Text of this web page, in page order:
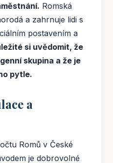
Romská
a zahrnuje lidi s
postavením a
si uvědomit, že
skupina a že je
pytle.
a
Romů v České
je dobrovolné